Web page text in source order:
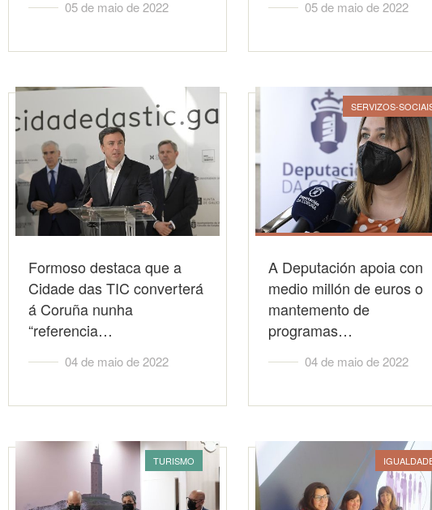
05 de maio de 2022 05 de maio de 2022
Formoso destaca que a
Cidade das TIC converterá
á Coruña nunha
“referencia…
04 de maio de 2022
SERVIZOS-
A Deputación apoia con
medio millón de euros o
mantemento de
programas…
04 de maio de 2022
TURISMO